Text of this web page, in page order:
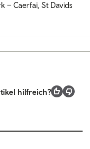
– Caerfai, St Davids
hilfreich?